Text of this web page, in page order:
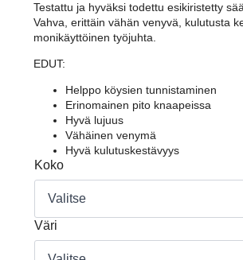
oli:
2,13 €.
on:
1,58 €.
Testattu ja hyväksi todettu esikiristetty
Vahva, erittäin vähän venyvä, kulutusta
monikäyttöinen työjuhta.
EDUT:
Helppo köysien tunnistaminen
Erinomainen pito knaapeissa
Hyvä lujuus
Vähäinen venymä
Hyvä kulutuskestävyys
Koko
Väri